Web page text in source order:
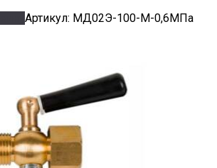
Артикул: МД02Э-100-М-0,6МПа